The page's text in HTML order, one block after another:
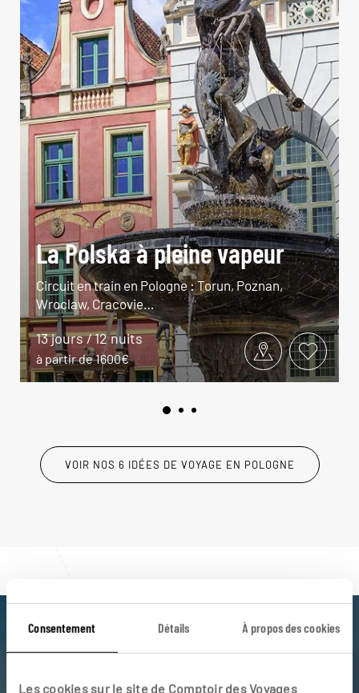
Consentement Détails À propos des cookies
Les cookies sur le site de Comptoir des Voyages
La Polska à pleine vapeur
Circuit en train en Pologne : Torun, Poznan,
Wroclaw, Cracovie…
13 jours / 12 nuits
à partir de 1600€
VOIR NOS 6 IDÉES DE VOYAGE EN POLOGNE
Luciole,
l'appli qui vous guide en Pologne